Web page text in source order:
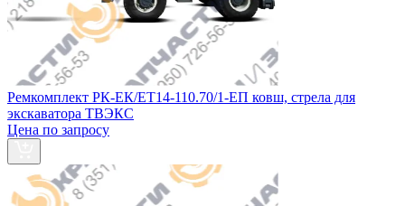
Ремкомплект РК-ЕК/ЕТ14-110.70/1-ЕП ковш, стрела для
экскаватора ТВЭКС
Цена по запросу